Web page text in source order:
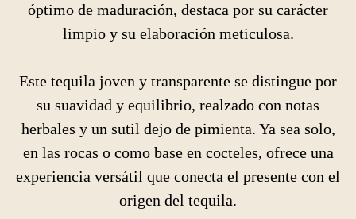
óptimo de maduración, destaca por su carácter
limpio y su elaboración meticulosa.
Este tequila joven y transparente se distingue por
su suavidad y equilibrio, realzado con notas
herbales y un sutil dejo de pimienta. Ya sea solo,
en las rocas o como base en cocteles, ofrece una
experiencia versátil que conecta el presente con el
origen del tequila.